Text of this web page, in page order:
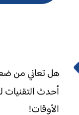
هل تعاني من
أحدث التقنيات
الأوقات!